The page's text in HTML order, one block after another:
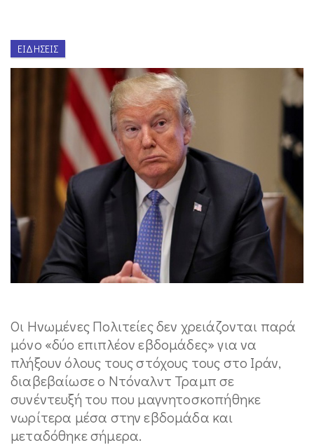
ΕΙΔΉΣΕΙΣ
Οι Ηνωμένες Πολιτείες δεν χρειάζονται παρά
μόνο «δύο επιπλέον εβδομάδες» για να
πλήξουν όλους τους στόχους τους στο Ιράν,
διαβεβαίωσε ο Ντόναλντ Τραμπ σε
συνέντευξή του που μαγνητοσκοπήθηκε
νωρίτερα μέσα στην εβδομάδα και
μεταδόθηκε σήμερα.